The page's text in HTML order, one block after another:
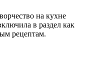
на кухне
в раздел как
рецептам.